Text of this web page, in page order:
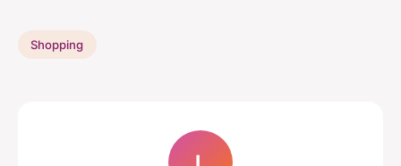
Shopping